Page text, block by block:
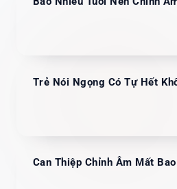
Trẻ Nói Ngọng Có Tự Hết
Can Thiệp Chỉnh Âm Mất Bao